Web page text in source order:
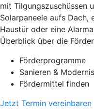
mit Tilgungszuschüssen
Solarpaneele aufs Dach,
Haustür oder eine
Überblick über die
Förderprogramme
Sanieren &
Fördermittel finden
Jetzt Termin vereinbaren